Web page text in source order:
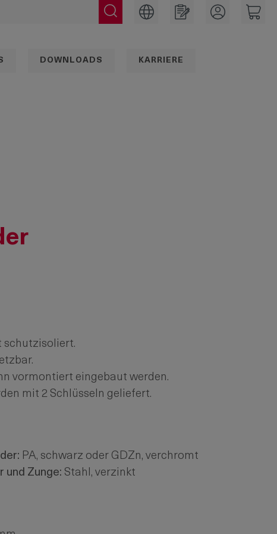
DOWNLOADS KARRIERE
schutzisoliert.
vormontiert eingebaut werden.
mit 2 Schlüsseln geliefert.
PA, schwarz oder GDZn, verchromt
und Zunge: Stahl, verzinkt